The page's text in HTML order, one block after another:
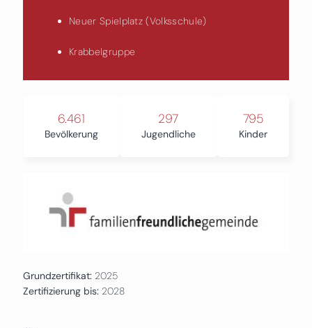
Neuer Spielplatz (Volksschule)
Krabbelgruppe
6.461
Bevölkerung
297
Jugendliche
795
Kinder
Grundzertifikat: 2025
Zertifizierung bis: 2028